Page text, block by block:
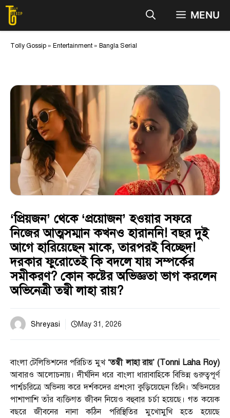
Skip
content
MENU
Tolly Gossip » Entertainment » Bangla Serial
‘প্রিয়জন’ থেকে ‘প্রয়োজন’ হওয়ার সফরে
নিজের আত্মসম্মান কখনও হারাননি! বছর দুই
আগে হারিয়েছেন মাকে, তারপরই বিচ্ছেদ!
দরকার ফুরোতেই কি বদলে যায় সম্পর্কের
সমীকরণ? কোন কষ্টের অভিজ্ঞতা ভাগ করলেন
অভিনেত্রী তন্বী লাহা রায়?
Shreyasi May 31, 2026
বাংলা টেলিভিশনের পরিচিত মুখ‘তন্বী লাহা রায়’ (Tonni Laha Roy)
আবারও আলোচনায়। দীর্ঘদিন ধরে বাংলা ধারাবাহিকে বিভিন্ন গুরুত্বপূর্ণ
পার্শ্বচরিত্রে অভিনয় করে দর্শকদের প্রশংসা কুড়িয়েছেন তিনি। অভিনয়ের
পাশাপাশি তাঁর ব্যক্তিগত জীবন নিয়েও বহুবার চর্চা হয়েছে। গত কয়েক
বছরে জীবনের নানা কঠিন পরিস্থিতির মুখোমুখি হতে হয়েছে